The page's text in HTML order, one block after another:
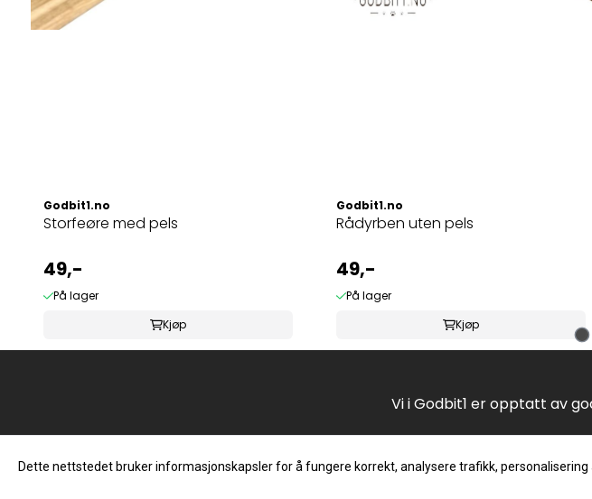
Godbit1.no
Storfeøre med pels
49,-
På lager
Kjøp
Godbit1.no
Rådyrben uten pels
49,-
På lager
Kjøp
Vi i Godbit1 er opptatt av
Dette nettstedet bruker informasjonskapsler for å fungere korrekt, analysere trafikk, personalisering